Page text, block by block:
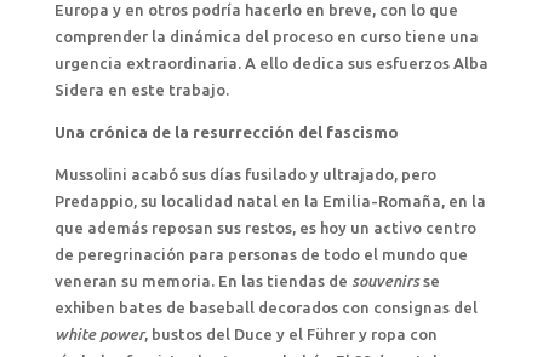
Europa y en otros podría hacerlo en breve, con lo que
comprender la dinámica del proceso en curso tiene una
urgencia extraordinaria. A ello dedica sus esfuerzos Alba
Sidera en este trabajo.
Una crónica de la resurrección del fascismo
Mussolini acabó sus días fusilado y ultrajado, pero
Predappio, su localidad natal en la Emilia-Romaña, en la
que además reposan sus restos, es hoy un activo centro
de peregrinación para personas de todo el mundo que
veneran su memoria. En las tiendas de souvenirsse
exhiben bates de baseball decorados con consignas del
white power, bustos del Duce y el Führer y ropa con